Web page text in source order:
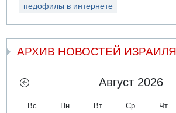
педофилы в интернете
АРХИВ НОВОСТЕЙ ИЗРАИЛЯ
Август 2026
Вс Пн Вт Ср Чт